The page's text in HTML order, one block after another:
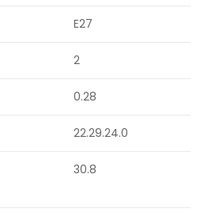
E27
2
0.28
22.29.24.0
30.8